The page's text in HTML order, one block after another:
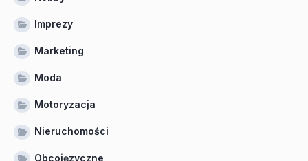
Imprezy
Marketing
Moda
Motoryzacja
Nieruchomości
Obcojęzyczne